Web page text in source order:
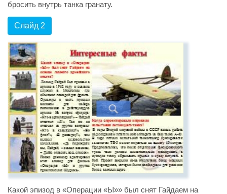
бросить внутрь танка гранату.
Слайд 2
Какой эпизод в «Операции «Ы»» был снят Гайдаем на